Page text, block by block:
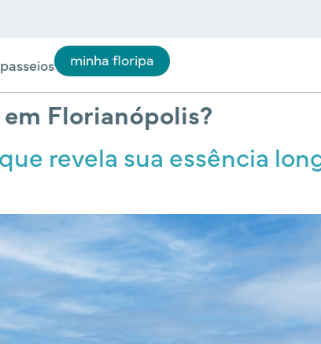
minha floripa
Florianópolis?
revela sua essência